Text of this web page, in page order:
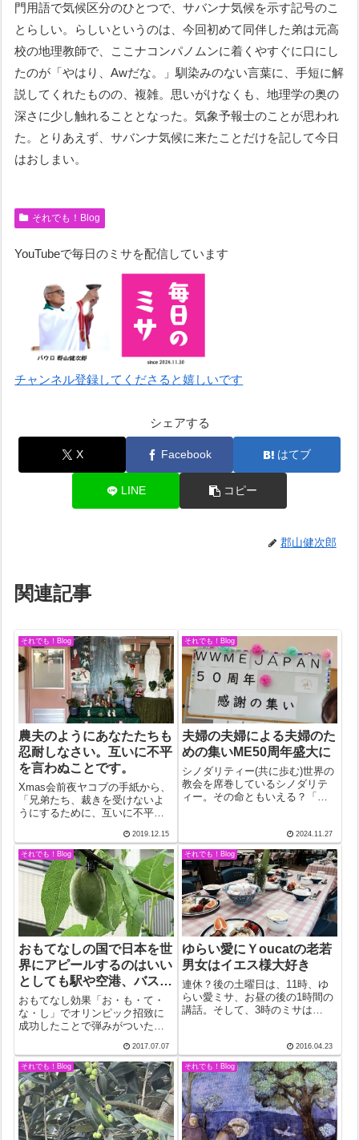
門用語で気候区分のひとつで、サバンナ気候を示す記号のこ
とらしい。らしいというのは、今回初めて同伴した弟は元高
校の地理教師で、ここナコンパノムンに着くやすぐに口にし
たのが「やはり、Awだな。」馴染みのない言葉に、手短に解
説してくれたものの、複雑。思いがけなくも、地理学の奥の
深さに少し触れることとなった。気象予報士のことが思われ
た。とりあえず、サバンナ気候に来たことだけを記して今日
はおしまい。
それでも！Blog
YouTubeで毎日のミサを配信しています
チャンネル登録してくださると嬉しいです
シェアする
X Facebook はてブ
LINE コピー
郡山健次郎
関連記事
それでも！Blog
農夫のようにあなたたちも
忍耐しなさい。互いに不平
を言わぬことです。
Xmas会前夜ヤコブの手紙から、
「兄弟たち、裁きを受けないよ
うにするために、互いに不平を
耐の証でもある。あ、そんな話
は説教でしたのでもういいか。
明日は9時から幼稚園のクリスマ
ス会と言うことで、前夜7時に主
日のミサ...
2019.12.15
それでも！Blog
夫婦の夫婦による夫婦のた
めの集いME50周年盛大に
シノダリティー(共に歩む)世界の
教会を席巻しているシノダリテ
ィー。その命ともいえる？「霊
ば取り上げられている教皇主導
の教会改革の切り札。「霊にお
ける会話」。公教要理が教えた
ことのない、つ...
2024.11.27
それでも！Blog
おもてなしの国で日本を世
界にアピールするのはいい
としても駅や空港、バスや
電車での放送、なんとかな
らないものか
おもてなし効果「お・も・て・
な・し」でオリンピック招致に
成功したことで弾みがついたこ
のキャッチフレーズになった。
おかげで来日する外国人はうな
ぎ上り。どの国よりもお客様を
大事にしていると自負する人々
もいる。確かに、...
2017.07.07
それでも！Blog
ゆらい愛にＹoucatの老若
男女はイエス様大好き
連休？後の土曜日は、11時、ゆ
らい愛ミサ、お昼の後の1時間の
講話。そして、3時のミサは
ゆらい愛での講話は、昨年のベ
トナムでのクリスマスを巡っ
て。初めて聞くベトナムの教会
事情は新鮮...
2016.04.23
それでも！Blog それでも！Blog